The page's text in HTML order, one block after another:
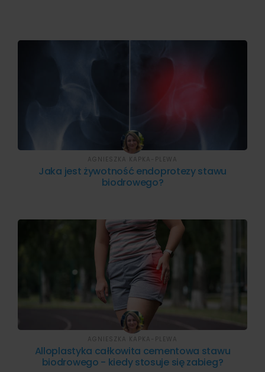
Jaka jest żywotność endoprotezy stawu
biodrowego?
AGNIESZKA KAPKA-PLEWA
Alloplastyka całkowita cementowa stawu
biodrowego - kiedy stosuje się zabieg?
AGNIESZKA KAPKA-PLEWA